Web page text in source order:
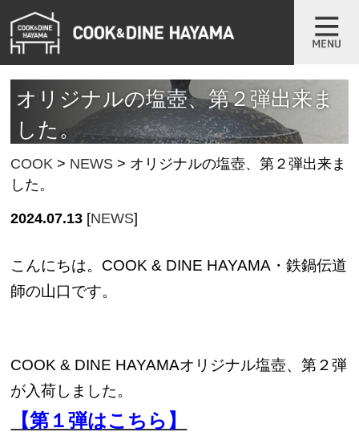
オリジナルの塩壺、第２弾出来ま
した。
COOK > NEWS > オリジナルの塩壺、第２弾出来ま
した。
2024.07.13 [NEWS]
こんにちは。COOK & DINE HAYAMA・鉄鍋伝道
師の山口です。
COOK & DINE HAYAMAオリジナル塩壺、第２弾
が入荷しました。
【第１弾はこちら】